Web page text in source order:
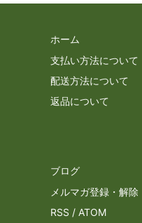
ホーム
支払い方法について
配送方法について
返品について
ブログ
メルマガ登録・解除
RSS / ATOM